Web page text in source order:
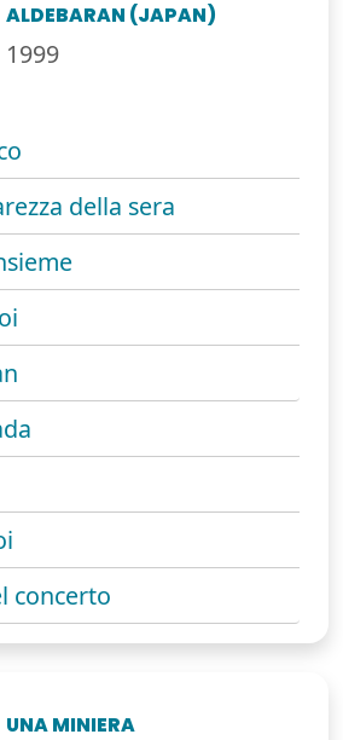
ALDEBARAN (JAPAN)
1999
della sera
concerto
UNA MINIERA